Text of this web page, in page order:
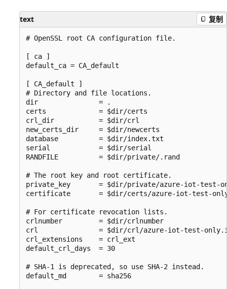
text 复制
# OpenSSL root CA configuration file.
[ ca ]
default_ca = CA_default
[ CA_default ]
# Directory and file locations.
dir               = .
certs             = $dir/certs
crl_dir           = $dir/crl
new_certs_dir     = $dir/newcerts
database          = $dir/index.txt
serial            = $dir/serial
RANDFILE          = $dir/private/.rand
# The root key and root certificate.
private_key       = $dir/private/azure-iot-test-
certificate       = $dir/certs/azure-iot-test-
# For certificate revocation lists.
crlnumber         = $dir/crlnumber
crl               = $dir/crl/azure-iot-test-
crl_extensions    = crl_ext
default_crl_days  = 30
# SHA-1 is deprecated, so use SHA-2 instead.
default_md        = sha256